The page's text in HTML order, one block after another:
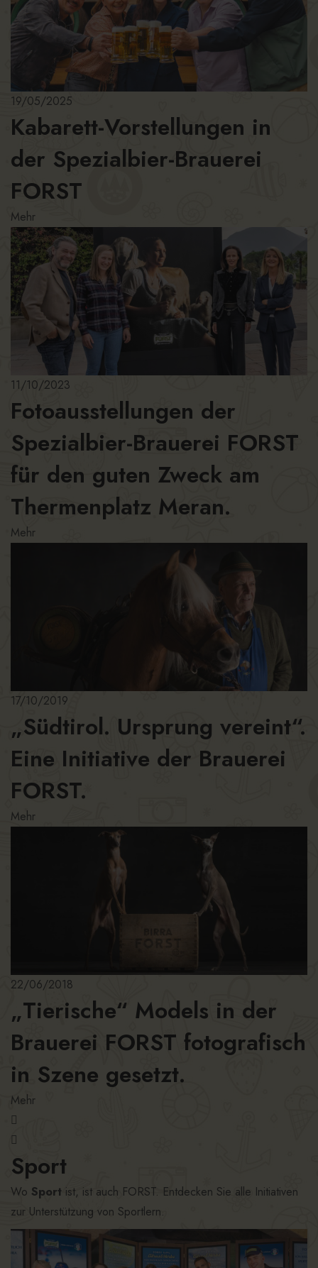
19/05/2025
Kabarett-Vorstellungen in
der Spezialbier-Brauerei
FORST
Mehr
11/10/2023
Fotoausstellungen der
Spezialbier-Brauerei FORST
für den guten Zweck am
Thermenplatz Meran.
Mehr
17/10/2019
„Südtirol. Ursprung vereint“.
Eine Initiative der Brauerei
FORST.
Mehr
22/06/2018
„Tierische“ Models in der
Brauerei FORST fotografisch
in Szene gesetzt.
Mehr
Sport
Wo Sport ist, ist auch FORST. Entdecken Sie alle Initiativen
zur Unterstützung von Sportlern.